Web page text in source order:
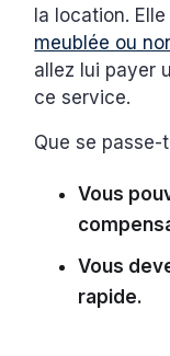
la location. Elle
meublée ou
allez lui payer
ce service.
Que se passe-
Vous
Vous
rapide.